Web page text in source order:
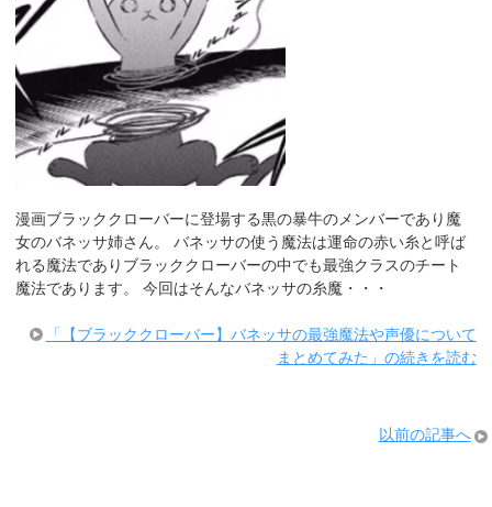
漫画ブラッククローバーに登場する黒の暴牛のメンバーであり魔
女のバネッサ姉さん。 バネッサの使う魔法は運命の赤い糸と呼ば
れる魔法でありブラッククローバーの中でも最強クラスのチート
魔法であります。 今回はそんなバネッサの糸魔・・・
「【ブラッククローバー】バネッサの最強魔法や声優について
まとめてみた」の続きを読む
以前の記事へ